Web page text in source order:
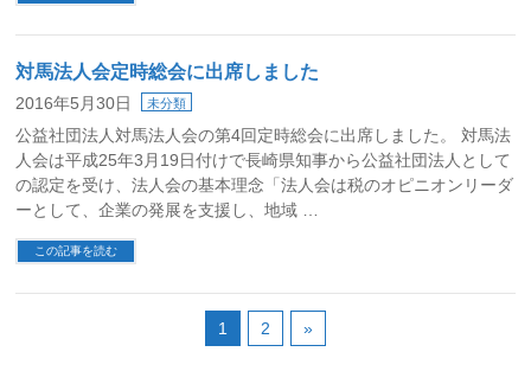
対馬法人会定時総会に出席しました
2016年5月30日 未分類
公益社団法人対馬法人会の第4回定時総会に出席しました。 対馬法
人会は平成25年3月19日付けで長崎県知事から公益社団法人として
の認定を受け、法人会の基本理念「法人会は税のオピニオンリーダ
ーとして、企業の発展を支援し、地域 …
この記事を読む
1 2 »